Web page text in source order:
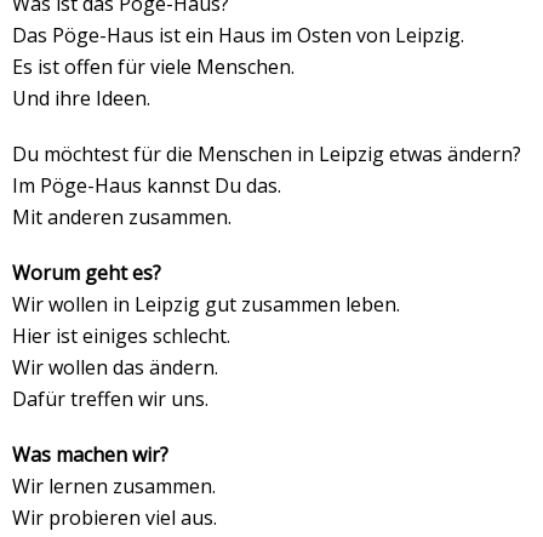
Das Pöge-Haus ist ein Haus im Osten von Leipzig.
Es ist offen für viele Menschen.
Und ihre Ideen.
Du möchtest für die Menschen in Leipzig etwas ändern?
Im Pöge-Haus kannst Du das.
Mit anderen zusammen.
Worum geht es?
Wir wollen in Leipzig gut zusammen leben.
Hier ist einiges schlecht.
Wir wollen das ändern.
Dafür treffen wir uns.
Was machen wir?
Wir lernen zusammen.
Wir probieren viel aus.